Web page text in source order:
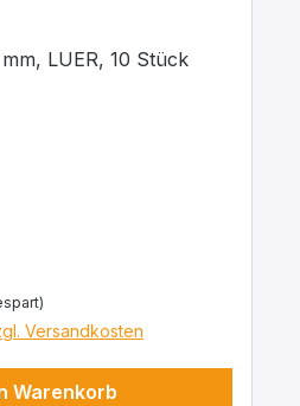
LUER, 10 Stück
Versandkosten
Warenkorb